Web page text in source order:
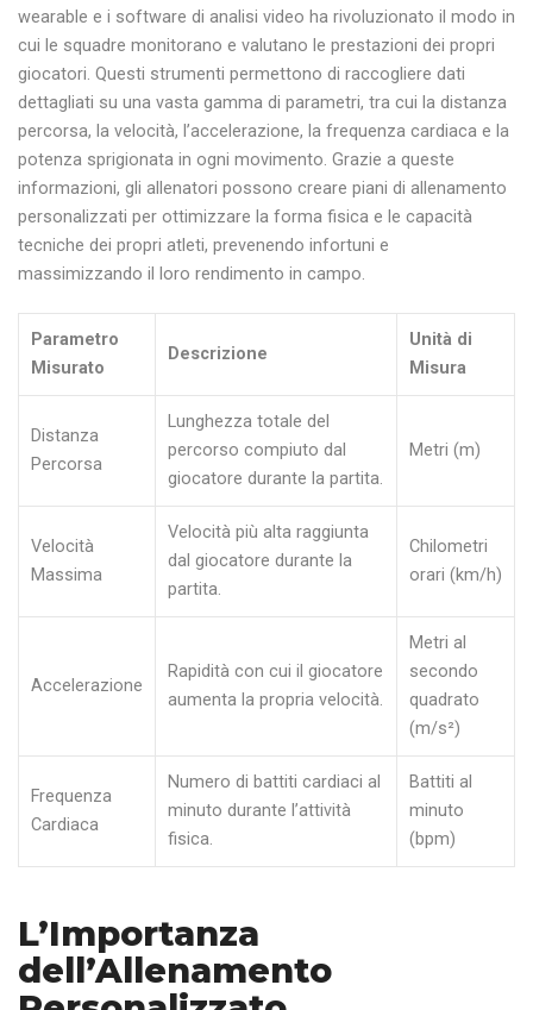
wearable e i software di analisi video ha rivoluzionato il modo in
cui le squadre monitorano e valutano le prestazioni dei propri
giocatori. Questi strumenti permettono di raccogliere dati
dettagliati su una vasta gamma di parametri, tra cui la distanza
percorsa, la velocità, l’accelerazione, la frequenza cardiaca e la
potenza sprigionata in ogni movimento. Grazie a queste
informazioni, gli allenatori possono creare piani di allenamento
personalizzati per ottimizzare la forma fisica e le capacità
tecniche dei propri atleti, prevenendo infortuni e
massimizzando il loro rendimento in campo.
Parametro
Misurato
Descrizione
Unità di
Misura
Distanza
Percorsa
Lunghezza totale del
percorso compiuto dal
giocatore durante la partita.
Metri (m)
Velocità
Massima
Velocità più alta raggiunta
dal giocatore durante la
partita.
Chilometri
orari (km/h)
Accelerazione
Rapidità con cui il giocatore
aumenta la propria velocità.
Metri al
secondo
quadrato
(m/s²)
Frequenza
Cardiaca
Numero di battiti cardiaci al
minuto durante l’attività
fisica.
Battiti al
minuto
(bpm)
L’Importanza
dell’Allenamento